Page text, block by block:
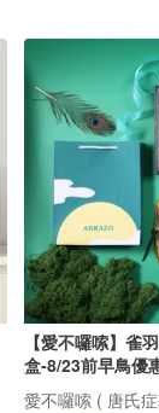
【愛不囉嗦】雀
盒-8/23前早鳥優
愛不囉嗦 ( 唐氏